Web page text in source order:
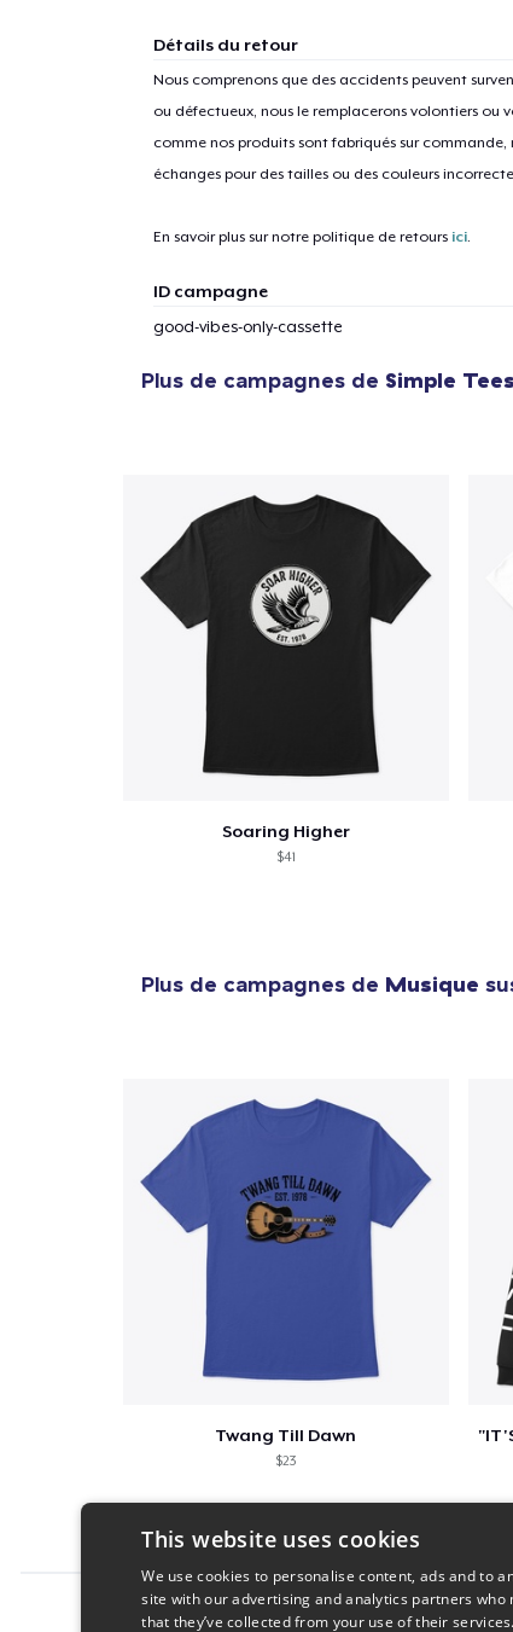
Détails du retour
Nous comprenons que des accidents peuvent
ou défectueux, nous le remplacerons volontiers ou
comme nos produits sont fabriqués sur
échanges pour des tailles ou des couleurs
En savoir plus sur notre politique de retours ici.
ID campagne
good-vibes-only-cassette
Plus de campagnes de Simple
Soaring Higher
$41
Plus de campagnes de Musique
Twang Till Dawn
$23
Report this product
1
This website uses cookies
We use cookies to personalise content, ads and to
site with our advertising and analytics partners
that they’ve collected from your use of their services.